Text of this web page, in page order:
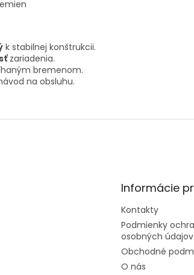
k stabilnej konštrukcii.
zariadenia.
bremenom.
na obsluhu.
Informácie
Kontakty
Podmienky
osobných údajov
Obchodné
O nás